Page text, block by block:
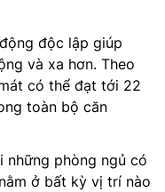
độc lập giúp
và xa hơn. Theo
có thể đạt tới 22
toàn bộ căn
phòng ngủ có
ở bất kỳ vị trí nào